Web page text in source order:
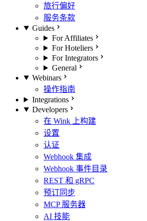
旅行偏好
服务条款
Guides
For Affiliates
For Hoteliers
For Integrators
General
Webinars
操作指南
Integrations
Developers
在 Wink 上构建
设置
认证
Webhook 集成
Webhook 事件目录
REST 和 gRPC
预订同步
MCP 服务器
AI 技能